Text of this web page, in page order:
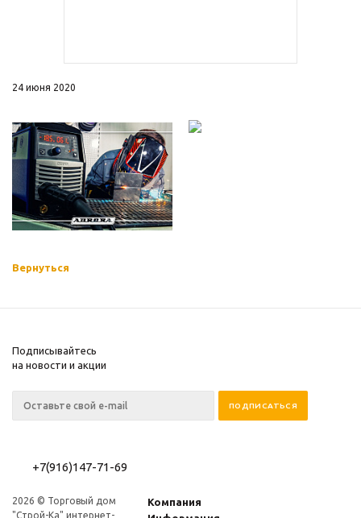
24 июня 2020
Вернуться
Подписывайтесь
на новости и акции
+7(916)147-71-69
2026 © Торговый дом
"Строй-Ка" интернет-
Компания